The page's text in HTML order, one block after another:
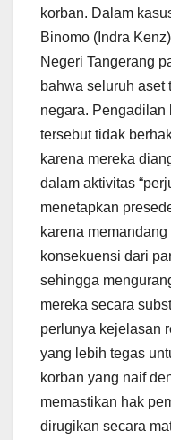
korban. Dalam
Binomo (Indra
Negeri Tangerang
bahwa seluruh aset
negara. Pengadilan
tersebut tidak
karena mereka
dalam aktivitas
menetapkan
karena
konsekuensi dari
sehingga
mereka secara
perlunya kejelasan
yang lebih tegas
korban yang naif
memastikan hak
dirugikan secara